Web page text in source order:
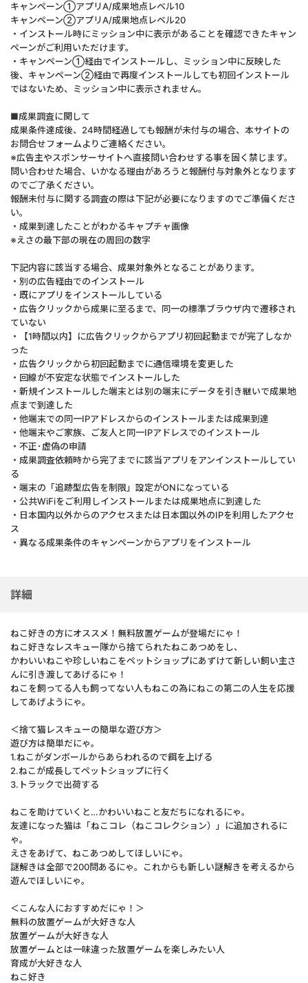
キャンペーン①アプリA/成果地点レベル10
キャンペーン②アプリA/成果地点レベル20
・インストール時にミッション中に表示があることを確認できたキャン
ペーンがご利用いただけます。
・キャンペーン①経由でインストールし、ミッション中に反映した
後、キャンペーン②経由で再度インストールしても初回インストール
ではないため、ミッション中に表示されません。
■成果調査に関して
成果条件達成後、24時間経過しても報酬が未付与の場合、本サイトの
お問合せフォームよりご連絡ください。
※広告主やスポンサーサイトへ直接問い合わせする事を固く禁じます。
問い合わせた場合、いかなる理由があろうと報酬付与対象外となります
のでご了承ください。
報酬未付与に関する調査の際は下記が必要になりますのでご準備くださ
い。
・成果到達したことがわかるキャプチャ画像
※えさの最下部の現在の周回の数字
下記内容に該当する場合、成果対象外となることがあります。
・別の広告経由でのインストール
・既にアプリをインストールしている
・広告クリックから成果に至るまで、同一の標準ブラウザ内で遷移され
ていない
・【1時間以内】に広告クリックからアプリ初回起動までが完了しなか
った
・広告クリックから初回起動までに通信環境を変更した
・回線が不安定な状態でインストールした
・新規インストールした端末とは別の端末にデータを引き継いで成果地
点まで到達した
・他端末での同一IPアドレスからのインストールまたは成果到達
・他端末やご家族、ご友人と同一IPアドレスでのインストール
・不正･虚偽の申請
・成果調査依頼時から完了までに該当アプリをアンインストールしてい
る
・端末の「追跡型広告を制限」設定がONになっている
・公共WiFiをご利用しインストールまたは成果地点に到達した
・日本国内以外からのアクセスまたは日本国以外のIPを利用したアクセ
ス
・異なる成果条件のキャンペーンからアプリをインストール
詳細
ねこ好きの方にオススメ！無料放置ゲームが登場だにゃ！
ねこ好きなレスキュー隊から捨てられたねこあつめをし、
かわいいねこや珍しいねこをペットショップにあずけて新しい飼い主さ
んに引き渡してあげるにゃ！
ねこを飼ってる人も飼ってない人もねこの為にねこの第二の人生を応援
してあげようにゃ。
＜捨て猫レスキューの簡単な遊び方＞
遊び方は簡単だにゃ。
1.ねこがダンボールからあらわれるので餌を上げる
2.ねこが成長してペットショップに行く
3.トラックで出荷する
ねこを助けていくと…かわいいねこと友だちになれるにゃ。
友達になった猫は「ねこコレ（ねこコレクション）」に追加されるに
ゃ。
えさをあげて、ねこあつめしてほしいにゃ。
謎解きは全部で200問あるにゃ。これからも新しい謎解きを考えるから
遊んでほしいにゃ。
＜こんな人におすすめだにゃ！＞
無料の放置ゲームが大好きな人
放置ゲームが大好きな人
放置ゲームとは一味違った放置ゲームを楽しみたい人
育成が大好きな人
ねこ好き